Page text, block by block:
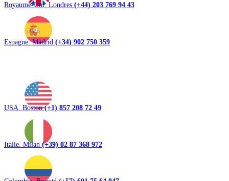
Royaume-Uni. Londres (+44) 203 769 94 43
Espagne. Madrid (+34) 902 750 359
USA. Boston(+1) 857 208 72 49
Italie. Milan (+39) 02 87 368 972